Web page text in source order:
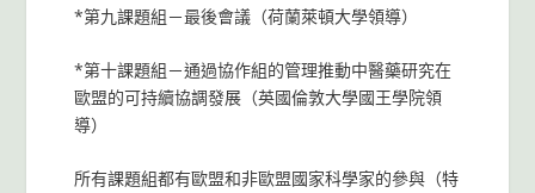
*第九課題組－最後會議（荷蘭萊頓大學領導）
*第十課題組－通過協作組的管理推動中醫藥研究在
歐盟的可持續協調發展（英國倫敦大學國王學院領
導）
所有課題組都有歐盟和非歐盟國家科學家的參與（特